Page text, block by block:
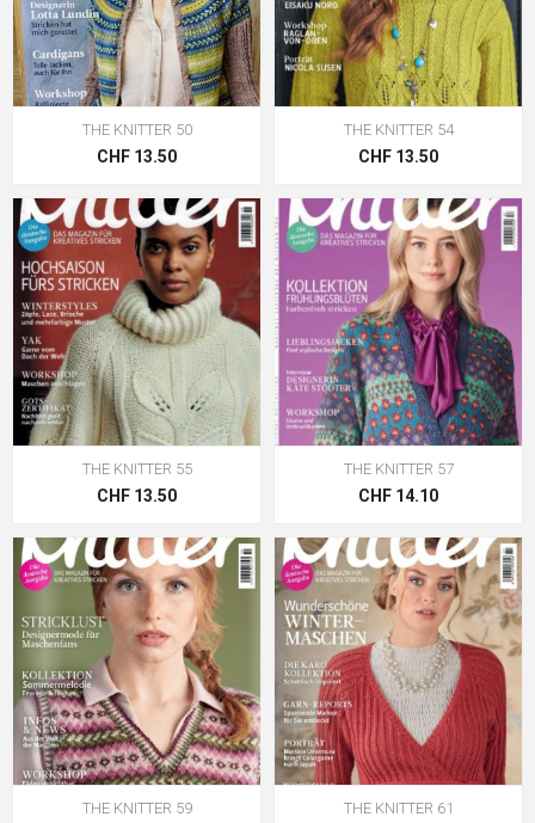
THE KNITTER 50
CHF 13.50
THE KNITTER 54
CHF 13.50
THE KNITTER 55
CHF 13.50
THE KNITTER 57
CHF 14.10
THE KNITTER 59 THE KNITTER 61